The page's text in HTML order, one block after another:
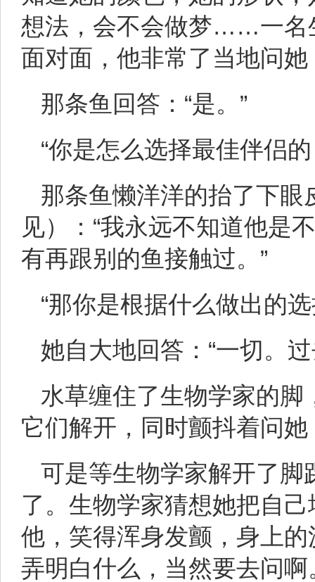
想法，会不会做梦……一名
面对面，他非常了当地问她
那条鱼回答：“是。”
“你是怎么选择最佳伴侣的
那条鱼懒洋洋的抬了下
见）：“我永远不知道他是
有再跟别的鱼接触过。”
“那你是根据什么做出的选
她自大地回答：“一切。
水草缠住了生物学家的
它们解开，同时颤抖着问她
可是等生物学家解开了脚
了。生物学家猜想她把自
他，笑得浑身发颤，身上
弄明白什么，当然要去问啊